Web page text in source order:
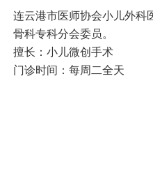
连云港市医师协会小儿外科
骨科专科分会委员。
擅长：小儿微创手术
门诊时间：每周二全天